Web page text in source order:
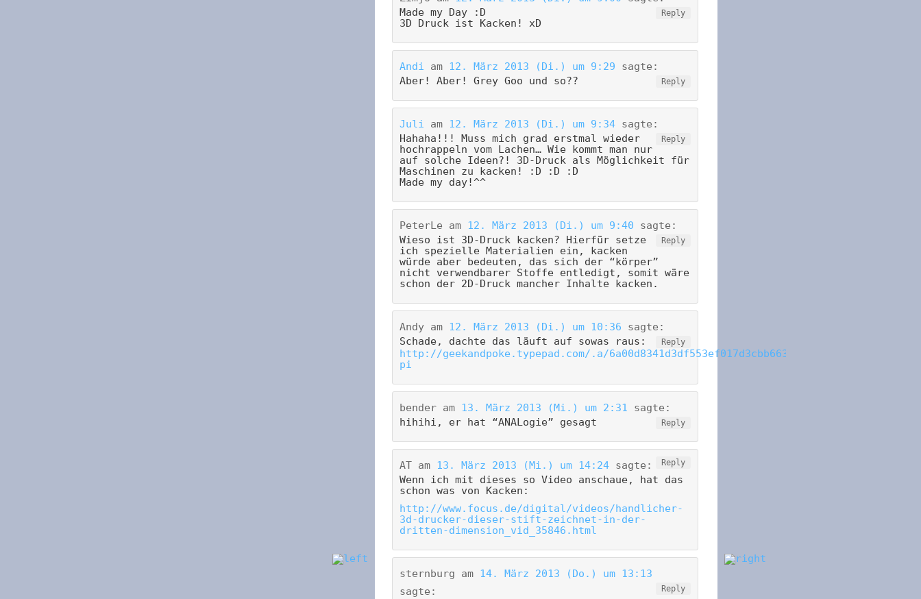
Reply
Made my Day :D
3D Druck ist Kacken! xD
Andi am 12. März 2013 (Di.) um 9:29 sagte:
Reply
Aber! Aber! Grey Goo und so??
Juli am 12. März 2013 (Di.) um 9:34 sagte:
Reply
Hahaha!!! Muss mich grad erstmal wieder
hochrappeln vom Lachen… Wie kommt man nur
auf solche Ideen?! 3D-Druck als Möglichkeit für
Maschinen zu kacken! :D :D :D
Made my day!^^
PeterLe am 12. März 2013 (Di.) um 9:40 sagte:
Reply
Wieso ist 3D-Druck kacken? Hierfür setze
ich spezielle Materialien ein, kacken
würde aber bedeuten, das sich der “körper”
nicht verwendbarer Stoffe entledigt, somit wäre
schon der 2D-Druck mancher Inhalte kacken.
Andy am 12. März 2013 (Di.) um 10:36 sagte:
Reply
Schade, dachte das läuft auf sowas raus:
http://geekandpoke.typepad.com/.a/6a00d8341d3df553ef017d3cbb6634970c-
pi
bender am 13. März 2013 (Mi.) um 2:31 sagte:
Reply
hihihi, er hat “ANALogie” gesagt
AT am 13. März 2013 (Mi.) um 14:24 sagte: Reply
Wenn ich mit dieses so Video anschaue, hat das
schon was von Kacken:
http://www.focus.de/digital/videos/handlicher-
3d-drucker-dieser-stift-zeichnet-in-der-
dritten-dimension_vid_35846.html
sternburg am 14. März 2013 (Do.) um 13:13
sagte:
Reply